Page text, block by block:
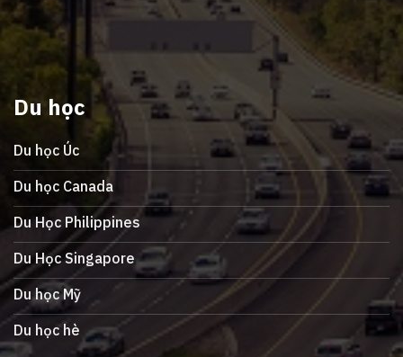
Du học
Du học Úc
Du học Canada
Du Học Philippines
Du Học Singapore
Du học Mỹ
Du học hè